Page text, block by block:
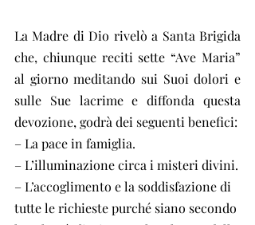
La Madre di Dio rivelò a Santa Brigida
che, chiunque reciti sette “Ave Maria”
al giorno meditando sui Suoi dolori e
sulle Sue lacrime e diffonda questa
devozione, godrà dei seguenti benefici:
– La pace in famiglia.
– L’illuminazione circa i misteri divini.
– L’accoglimento e la soddisfazione di
tutte le richieste purché siano secondo